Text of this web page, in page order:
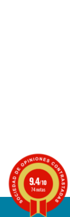
9.4/10
74 notas